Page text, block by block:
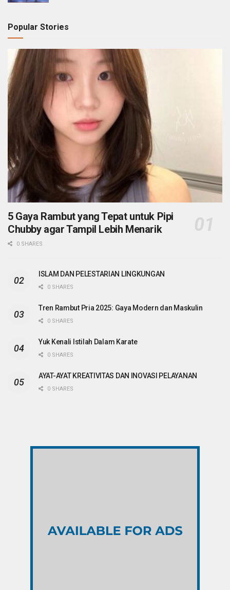
Popular Stories
5 Gaya Rambut yang Tepat untuk Pipi
Chubby agar Tampil Lebih Menarik
0 SHARES
ISLAM DAN PELESTARIAN LINGKUNGAN
0 SHARES
Tren Rambut Pria 2025: Gaya Modern dan Maskulin
0 SHARES
Yuk Kenali Istilah Dalam Karate
0 SHARES
AYAT-AYAT KREATIVITAS DAN INOVASI PELAYANAN
0 SHARES